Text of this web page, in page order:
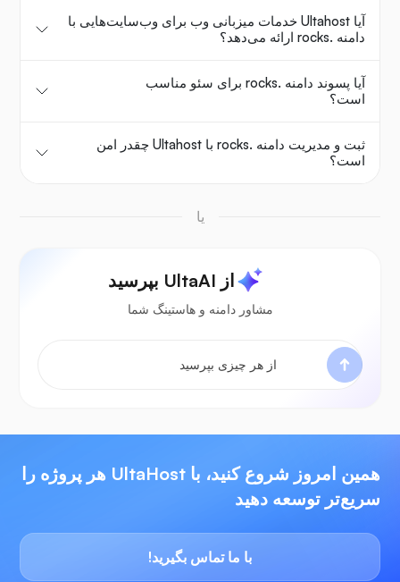
آیا Ultahost خدمات میزبانی وب برای وب‌سایت‌هایی با
دامنه .rocks ارائه می‌دهد؟
آیا پسوند دامنه .rocks برای سئو مناسب
است؟
ثبت و مدیریت دامنه .rocks با Ultahost چقدر امن
است؟
یا
از UltaAI بپرسید
مشاور دامنه و هاستینگ شما
همین امروز شروع کنید، با UltaHost هر پروژه را
سریع‌تر توسعه دهید
با ما تماس بگیرید!